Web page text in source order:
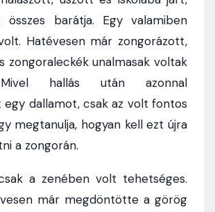
összes barátja. Egy valamiben
Hatévesen már zongorázott,
zongoraleckék unalmasak voltak
hallás után azonnal
egy dallamot, csak az volt fontos
megtanulja, hogyan kell ezt újra
a zongorán.
a zenében volt tehetséges.
már megdöntötte a görög